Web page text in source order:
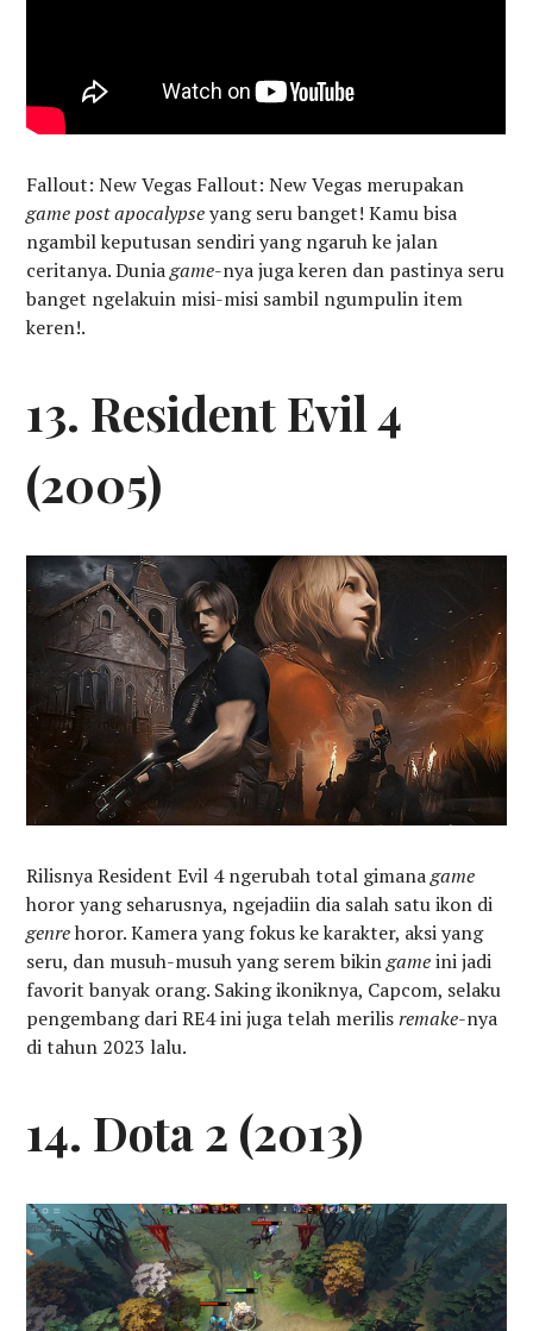
Fallout: New Vegas Fallout: New Vegas merupakan
game post apocalypseyang seru banget! Kamu bisa
ngambil keputusan sendiri yang ngaruh ke jalan
ceritanya. Duniagame-nya juga keren dan pastinya seru
banget ngelakuin misi-misi sambil ngumpulin item
keren!.
13. Resident Evil 4
(2005)
Rilisnya Resident Evil 4 ngerubah total gimanagame
horor yang seharusnya, ngejadiin dia salah satu ikon di
genrehoror. Kamera yang fokus ke karakter, aksi yang
seru, dan musuh-musuh yang serem bikingameini jadi
favorit banyak orang. Saking ikoniknya, Capcom, selaku
pengembang dari RE4 ini juga telah merilisremake-nya
di tahun 2023 lalu.
14. Dota 2 (2013)